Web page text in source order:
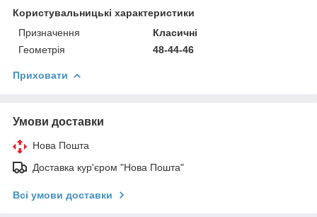
Користувальницькі характеристики
Призначення
Класичні
Геометрія
48-44-46
Приховати
Умови доставки
Нова Пошта
Доставка кур'єром "Нова Пошта"
Всі умови доставки